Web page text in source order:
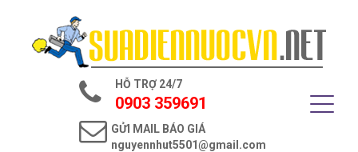
Trang chủ
Dịch vụ điện nước
HỖ TRỢ 24/7
0903 359691
GỬI MAIL BÁO GIÁ
nguyennhut5501@gmail.com